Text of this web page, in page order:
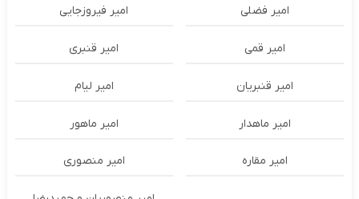
امیر فضلی امیر فیروزجایی
امیر قمی امیر قنبری
امیر قنبریان امیر لیام
امیر ماهدار امیر ماهور
امیر مقاره امیر منصوری